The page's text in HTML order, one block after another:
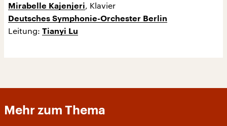
Mirabelle Kajenjeri, Klavier
Deutsches Symphonie-Orchester Berlin
Leitung: Tianyi Lu
Mehr zum Thema